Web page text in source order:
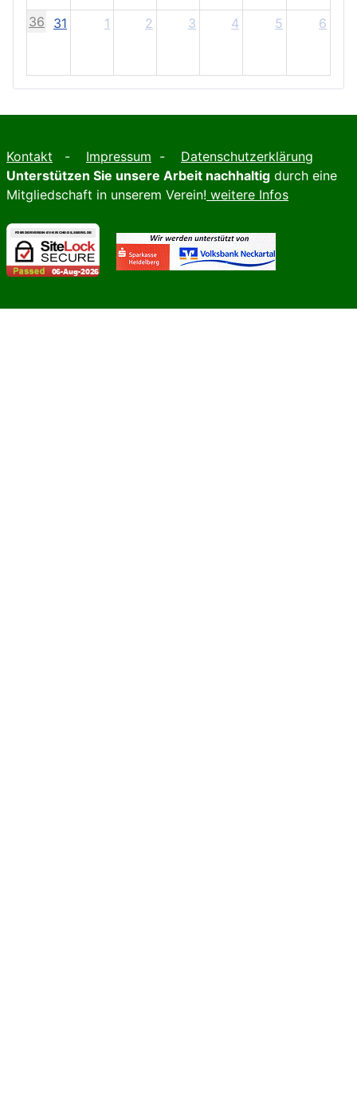
36 31 1 2 3 4 5 6
Kontakt - Impressum - Datenschutzerklärung
Unterstützen Sie unsere Arbeit nachhaltig durch eine
Mitgliedschaft in unserem Verein! weitere Infos